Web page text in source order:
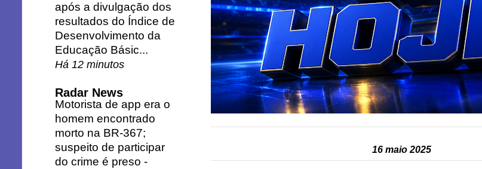
16 maio 2025
após a divulgação dos
resultados do Índice de
Desenvolvimento da
Educação Básic...
Há 12 minutos
Radar News
Motorista de app era o
homem encontrado
morto na BR-367;
suspeito de participar
do crime é preso -